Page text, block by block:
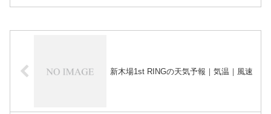
新木場1st RINGの天気予報｜気温｜風速